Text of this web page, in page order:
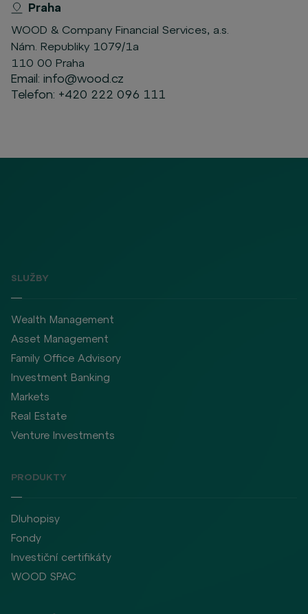
Praha
WOOD & Company Financial Services, a.s.
Nám. Republiky 1079/1a
110 00 Praha
Email: info@wood.cz
Telefon: +420 222 096 111
SLUŽBY
Wealth Management
Asset Management
Family Office Advisory
Investment Banking
Markets
Real Estate
Venture Investments
PRODUKTY
Dluhopisy
Fondy
Investiční certifikáty
WOOD SPAC